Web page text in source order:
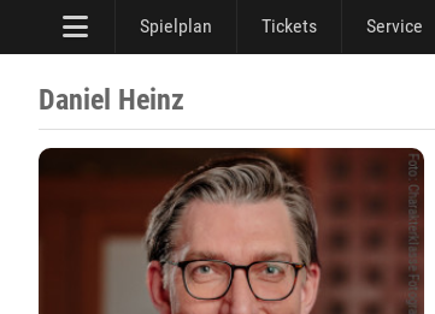
Spielplan Tickets Service
Daniel Heinz